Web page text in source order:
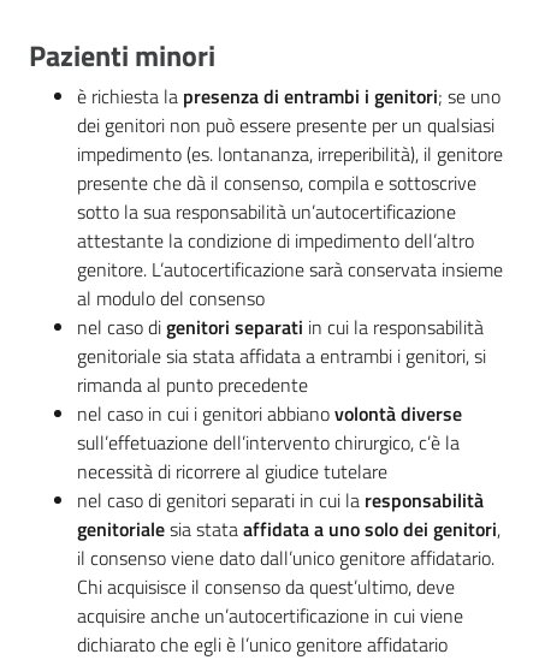
fare
Strutture
territorio
Studiare
Piacenza
Costruiamo
Salute
Pazienti minori
è richiesta la presenza di entrambi i genitori; se uno
dei genitori non può essere presente per un qualsiasi
impedimento (es. lontananza, irreperibilità), il genitore
presente che dà il consenso, compila e sottoscrive
sotto la sua responsabilità un’autocertificazione
attestante la condizione di impedimento dell’altro
genitore. L’autocertificazione sarà conservata insieme
al modulo del consenso
nel caso digenitori separati in cui la responsabilità
genitoriale sia stata affidata a entrambi i genitori, si
rimanda al punto precedente
nel caso in cui i genitori abbianovolontà diverse
sull’effetuazione dell’intervento chirurgico, c’è la
necessità di ricorrere al giudice tutelare
nel caso di genitori separati in cui la responsabilità
genitorialesia stataaffidata a uno solo dei genitori,
il consenso viene dato dall’unico genitore affidatario.
Chi acquisisce il consenso da quest’ultimo, deve
acquisire anche un’autocertificazione in cui viene
dichiarato che egli è l’unico genitore affidatario